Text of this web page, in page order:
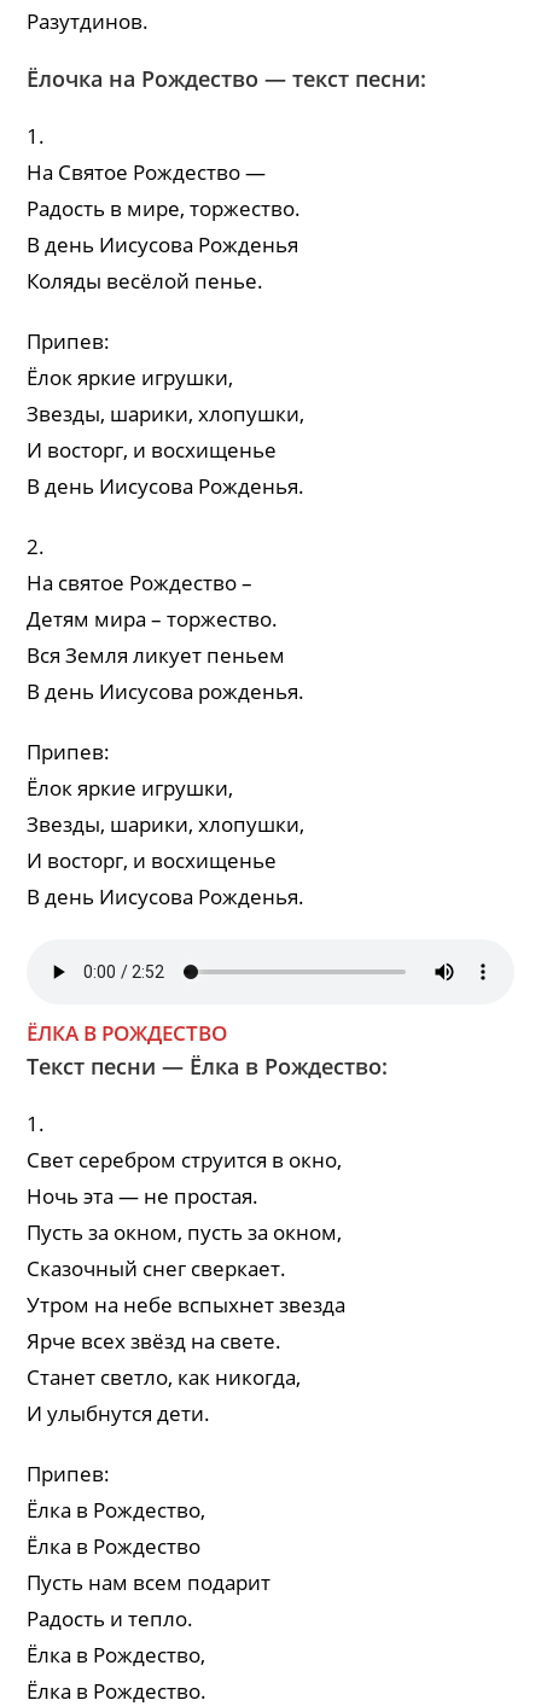
Разутдинов.
Ёлочка на Рождество — текст песни:
1.
На Святое Рождество —
Радость в мире, торжество.
В день Иисусова Рожденья
Коляды весёлой пенье.
Припев:
Ёлок яркие игрушки,
Звезды, шарики, хлопушки,
И восторг, и восхищенье
В день Иисусова Рожденья.
2.
На святое Рождество –
Детям мира – торжество.
Вся Земля ликует пеньем
В день Иисусова рожденья.
Припев:
Ёлок яркие игрушки,
Звезды, шарики, хлопушки,
И восторг, и восхищенье
В день Иисусова Рожденья.
ЁЛКА В РОЖДЕСТВО
Текст песни — Ёлка в Рождество:
1.
Свет серебром струится в окно,
Ночь эта — не простая.
Пусть за окном, пусть за окном,
Сказочный снег сверкает.
Утром на небе вспыхнет звезда
Ярче всех звёзд на свете.
Станет светло, как никогда,
И улыбнутся дети.
Припев:
Ёлка в Рождество,
Ёлка в Рождество
Пусть нам всем подарит
Радость и тепло.
Ёлка в Рождество,
Ёлка в Рождество.